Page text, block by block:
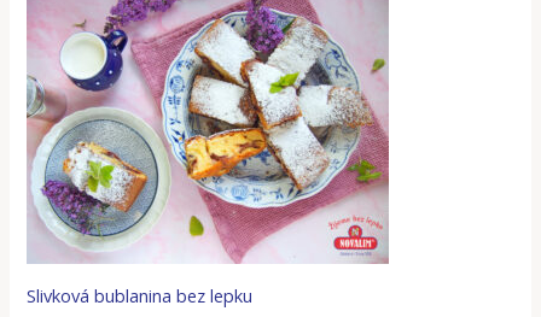
Slivková bublanina bez lepku